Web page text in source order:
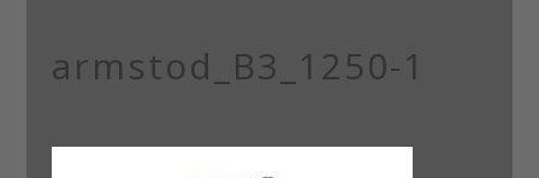
armstod_B3_1250-1